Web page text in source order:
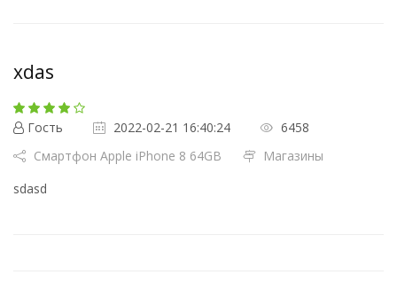
xdas
Гость 2022-02-21 16:40:24
6458
Смартфон Apple iPhone 8 64GB
Магазины
sdasd